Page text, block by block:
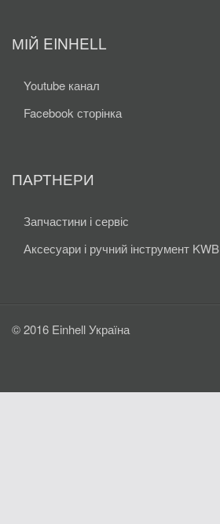
МІЙ EINHELL
Youtube канал
Facebook сторінка
ПАРТНЕРИ
Запчастини і сервіс
Аксесуари і ручний інструмент KWB
© 2016 Einhell Україна